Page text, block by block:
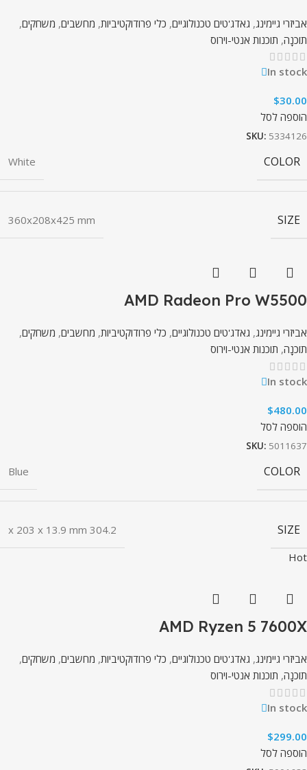
אביזרי גיימינג, גאדג'טים טכנולוגיים, כלי פרודוקטיביות, מחשבים, משחקים,
תוֹכנָה, תוכנות אנטי-וירוס
In stock
$30.00
הוספה לסל
SKU: 5334126
COLOR
White
SIZE
360x208x425 mm
AMD Radeon Pro W5500
אביזרי גיימינג, גאדג'טים טכנולוגיים, כלי פרודוקטיביות, מחשבים, משחקים,
תוֹכנָה, תוכנות אנטי-וירוס
In stock
$480.00
הוספה לסל
SKU: 5011637
COLOR
Blue
SIZE
304.2 x 203 x 13.9 mm
Hot
AMD Ryzen 5 7600X
אביזרי גיימינג, גאדג'טים טכנולוגיים, כלי פרודוקטיביות, מחשבים, משחקים,
תוֹכנָה, תוכנות אנטי-וירוס
In stock
$299.00
הוספה לסל